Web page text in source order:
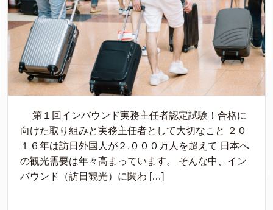
第１回インバウンド実務主任者認定試験！合格に
向けた取り組みと実務主任者として大切なこと ２０
１６年は訪日外国人が２,０００万人を超えて 日本へ
の観光需要は年々高まっています。 そんな中、イン
バウンド（訪日観光）に関わ […]